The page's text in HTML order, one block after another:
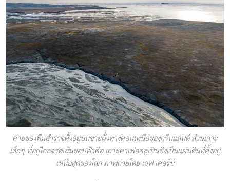
ค่ายของทีมสำรวจตั้งอยู่บนชายฝั่งทางตอนเหนือของกรีนแลนด์ ส่วนเกาะ
เล็กๆ ที่อยู่ไกลจรดเส้นขอบฟ้าคือ เกาะคาเฟอคลูเปินซึ่งเป็นแผ่นดินที่ตั้งอยู่
เหนือสุดของโลก ภาพถ่ายโดย เจฟ เคอร์บี